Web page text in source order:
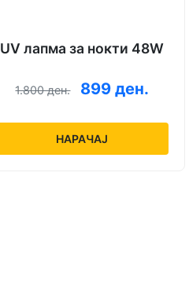
UV лапма за нокти 48W
1.800 ден. 899 ден.
НАРАЧАЈ